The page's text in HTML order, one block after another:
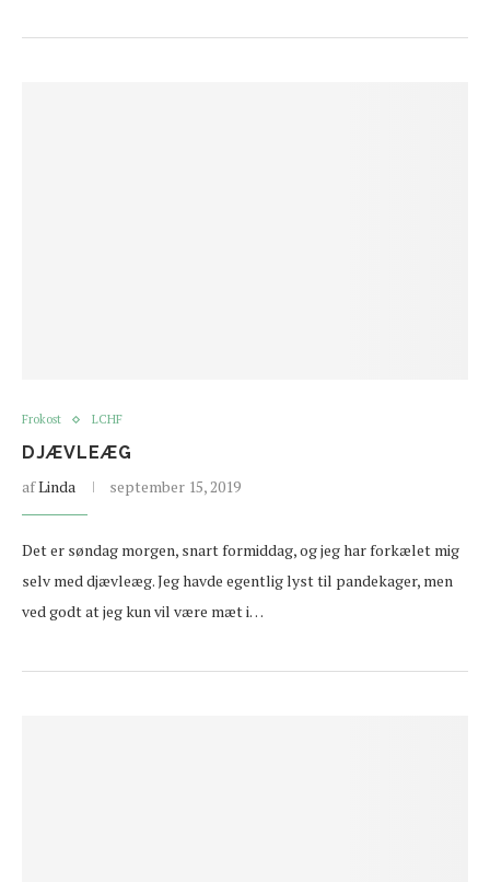
Frokost LCHF
DJÆVLEÆG
afLinda september 15, 2019
Det er søndag morgen, snart formiddag, og jeg har forkælet mig
selv med djævleæg. Jeg havde egentlig lyst til pandekager, men
ved godt at jeg kun vil være mæt i…